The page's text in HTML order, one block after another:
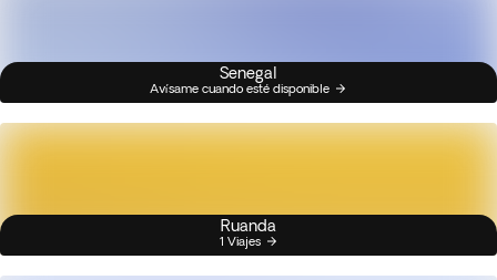
Senegal
Avísame cuando esté disponible
Ruanda
1 Viajes